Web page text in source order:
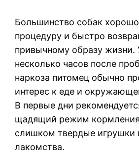
Большинство собак хорошо
процедуру и быстро
привычному образу жизни.
несколько часов после
наркоза питомец обычно
интерес к еде и
В первые дни
щадящий режим
слишком твердые игрушки
лакомства.